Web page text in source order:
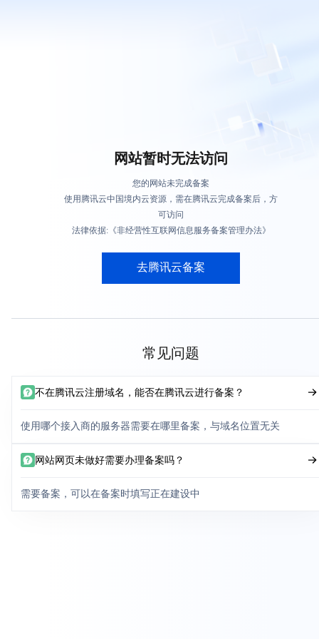
网站暂时无法访问
您的网站未完成备案
使用腾讯云中国境内云资源，需在腾讯云完成备案后，方
可访问
法律依据:《非经营性互联网信息服务备案管理办法》
去腾讯云备案
常见问题
不在腾讯云注册域名，能否在腾讯云进行备案？
使用哪个接入商的服务器需要在哪里备案，与域名位置无关
网站网页未做好需要办理备案吗？
需要备案，可以在备案时填写正在建设中